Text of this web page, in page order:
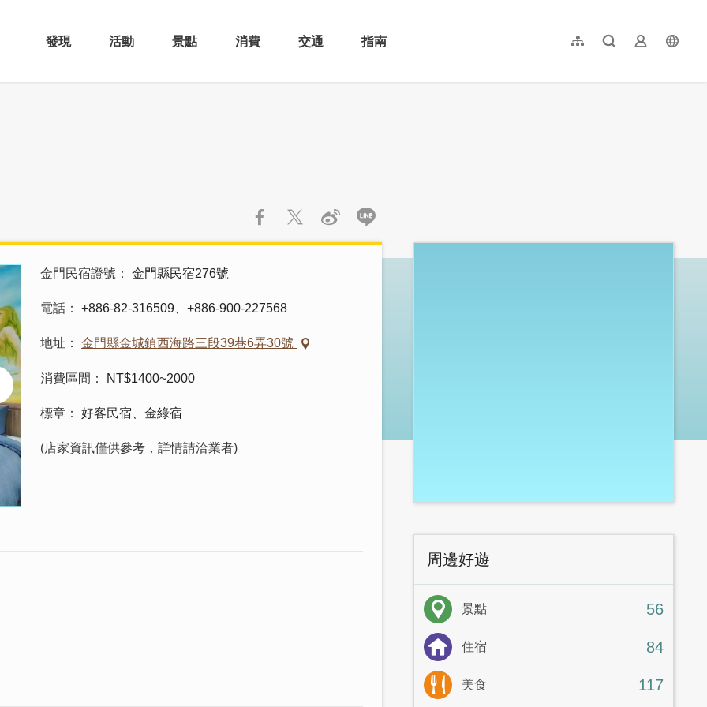
發現 活動 景點 消費 交通 指南 網站導覽全文檢索業者登入
简体中文
金門民宿證號 金門縣民宿276號
電話 +886-82-316509、+886-900-227568
地址 金門縣金城鎮西海路三段39巷6弄30號
消費區間 NT$1400~2000
標章 好客民宿、金綠宿
(店家資訊僅供參考，詳情請洽業者)
:::
周邊好遊
景點 56
住宿 84
美食 117